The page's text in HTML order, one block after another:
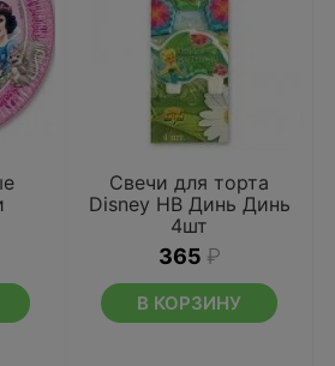
Свечи для торта
Disney HB Динь Динь
4шт
365 ₽
В КОРЗИНУ